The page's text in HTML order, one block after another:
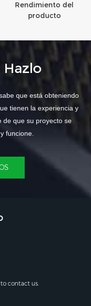
Rendimiento del
producto
Hazlo
que está obteniendo
tienen la experiencia y
de que su proyecto se
funcione.
to contact us.